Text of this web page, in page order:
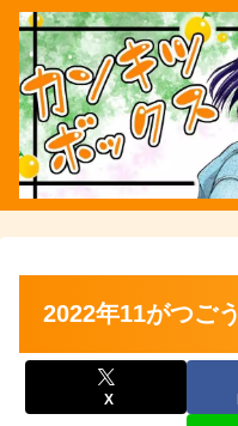
2022年11がつごう
X